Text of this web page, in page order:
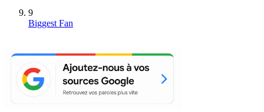
9
Biggest Fan